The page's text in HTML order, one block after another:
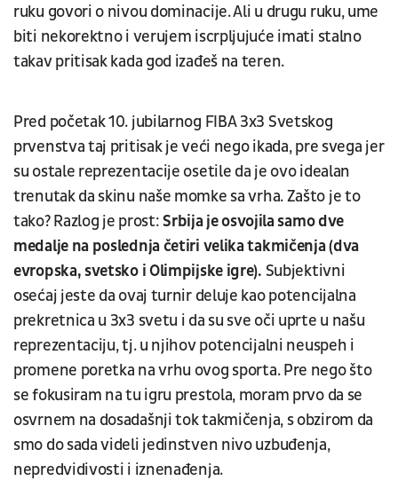
ruku govori o nivou dominacije. Ali u drugu ruku, ume
biti nekorektno i verujem iscrpljujuće imati stalno
takav pritisak kada god izađeš na teren.
Pred početak 10. jubilarnog FIBA 3x3 Svetskog
prvenstva taj pritisak je veći nego ikada, pre svega jer
su ostale reprezentacije osetile da je ovo idealan
trenutak da skinu naše momke sa vrha. Zašto je to
tako? Razlog je prost:Srbija je osvojila samo dve
medalje na poslednja četiri velika takmičenja (dva
evropska, svetsko i Olimpijske igre). Subjektivni
osećaj jeste da ovaj turnir deluje kao potencijalna
prekretnica u 3x3 svetu i da su sve oči uprte u našu
reprezentaciju, tj. u njihov potencijalni neuspeh i
promene poretka na vrhu ovog sporta. Pre nego što
se fokusiram na tu igru prestola, moram prvo da se
osvrnem na dosadašnji tok takmičenja, s obzirom da
smo do sada videli jedinstven nivo uzbuđenja,
nepredvidivosti i iznenađenja.